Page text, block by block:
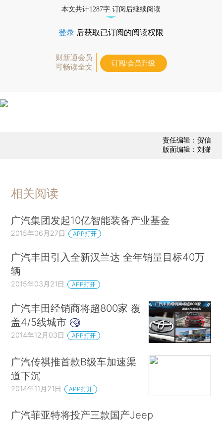
本文共计1287字 订阅后继续阅读
登录 后获取已订阅的阅读权限
财新通会员
可畅读全文
订阅/会员升级
责任编辑：贺信
版面编辑：刘潇
相关阅读
广汽集团发起10亿智能装备产业基金
2015年06月27日 APP打开
广汽丰田引入全新汉兰达 全年销量目标40万
辆
2015年03月21日 APP打开
广汽丰田经销商将超800家 覆
盖4/5线城市
2014年12月03日 APP打开
广汽传祺推首款B级车加速渠
道下沉
2014年11月21日 APP打开
广汽菲亚特将投产三款国产Jeep